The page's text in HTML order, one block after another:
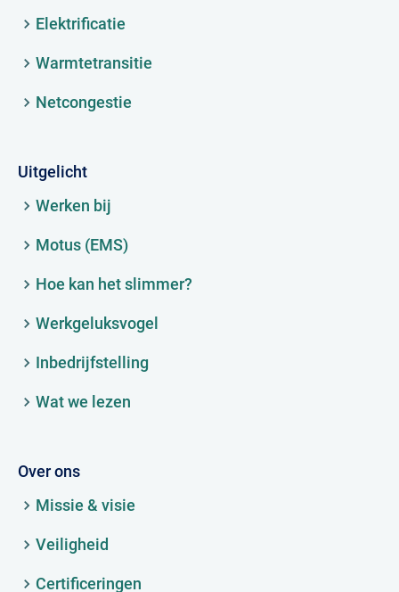
Elektrificatie
Warmtetransitie
Netcongestie
Uitgelicht
Werken bij
Motus (EMS)
Hoe kan het slimmer?
Werkgeluksvogel
Inbedrijfstelling
Wat we lezen
Over ons
Missie & visie
Veiligheid
Certificeringen